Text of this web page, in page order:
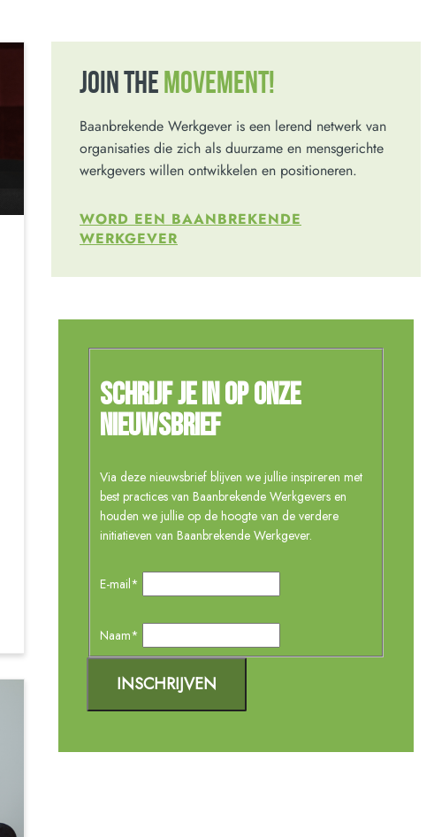
JOIN THE MOVEMENT!
Baanbrekende Werkgever is een lerend netwerk van
organisaties die zich als duurzame en mensgerichte
werkgevers willen ontwikkelen en positioneren.
WORD EEN BAANBREKENDE
WERKGEVER